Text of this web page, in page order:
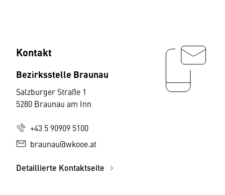
Kontakt
Bezirksstelle Braunau
Salzburger Straße 1
5280 Braunau am Inn
+43 5 90909 5100
braunau@wkooe.at
Detaillierte Kontaktseite